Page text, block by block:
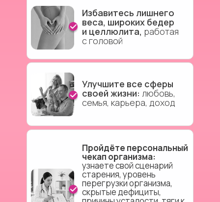
Избавитесь лишнего
веса, широких бедер
и целлюлита, работая
с головой
Улучшите все сферы
своей жизни: любовь,
семья, карьера, доход
Пройдёте персональный
чекап организма:
узнаете свой сценарий
старения, уровень
перегрузки организма,
скрытые дефициты,